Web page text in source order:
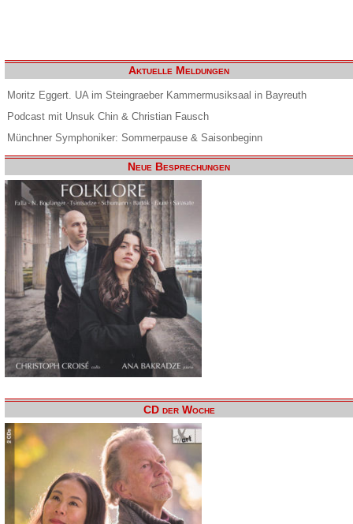
Aktuelle Meldungen
Moritz Eggert. UA im Steingraeber Kammermusiksaal in Bayreuth
Podcast mit Unsuk Chin & Christian Fausch
Münchner Symphoniker: Sommerpause & Saisonbeginn
Neue Besprechungen
CD der Woche